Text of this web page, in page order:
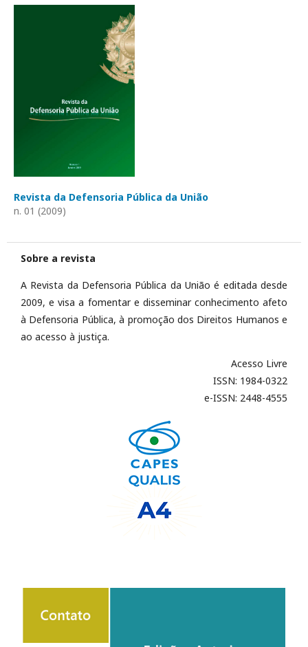
Revista da Defensoria Pública da União
n. 01 (2009)
Sobre a revista
A Revista da Defensoria Pública da União é editada desde
2009, e visa a fomentar e disseminar conhecimento afeto
à Defensoria Pública, à promoção dos Direitos Humanos e
ao acesso à justiça.
Acesso Livre
ISSN: 1984-0322
e-ISSN: 2448-4555